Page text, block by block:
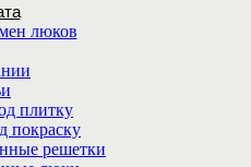
люков
плитку
покраску
решетки